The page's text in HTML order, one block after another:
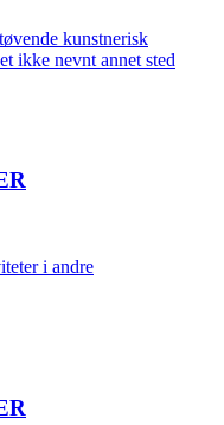
kunstnerisk
ikke nevnt annet sted
i andre